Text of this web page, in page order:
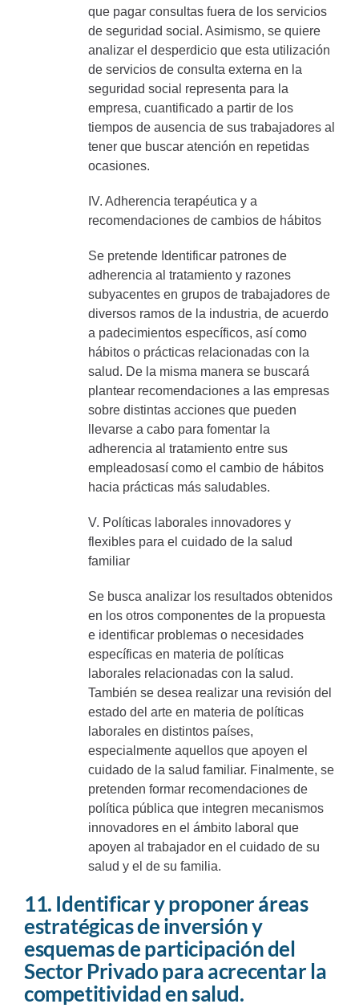
que pagar consultas fuera de los servicios
de seguridad social. Asimismo, se quiere
analizar el desperdicio que esta utilización
de servicios de consulta externa en la
seguridad social representa para la
empresa, cuantificado a partir de los
tiempos de ausencia de sus trabajadores al
tener que buscar atención en repetidas
ocasiones.
IV. Adherencia terapéutica y a
recomendaciones de cambios de hábitos
Se pretende Identificar patrones de
adherencia al tratamiento y razones
subyacentes en grupos de trabajadores de
diversos ramos de la industria, de acuerdo
a padecimientos específicos, así como
hábitos o prácticas relacionadas con la
salud. De la misma manera se buscará
plantear recomendaciones a las empresas
sobre distintas acciones que pueden
llevarse a cabo para fomentar la
adherencia al tratamiento entre sus
empleadosasí como el cambio de hábitos
hacia prácticas más saludables.
V. Políticas laborales innovadores y
flexibles para el cuidado de la salud
familiar
Se busca analizar los resultados obtenidos
en los otros componentes de la propuesta
e identificar problemas o necesidades
específicas en materia de políticas
laborales relacionadas con la salud.
También se desea realizar una revisión del
estado del arte en materia de políticas
laborales en distintos países,
especialmente aquellos que apoyen el
cuidado de la salud familiar. Finalmente, se
pretenden formar recomendaciones de
política pública que integren mecanismos
innovadores en el ámbito laboral que
apoyen al trabajador en el cuidado de su
salud y el de su familia.
11. Identificar y proponer áreas
estratégicas de inversión y
esquemas de participación del
Sector Privado para acrecentar la
competitividad en salud.